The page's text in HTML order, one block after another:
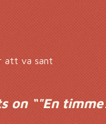
att va sant
on “"En